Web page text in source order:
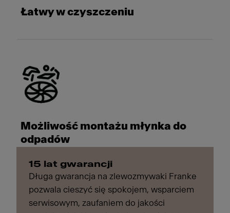
Łatwy w czyszczeniu
Możliwość montażu młynka do
odpadów
15 lat gwarancji
Długa gwarancja na zlewozmywaki Franke
pozwala cieszyć się spokojem, wsparciem
serwisowym, zaufaniem do jakości